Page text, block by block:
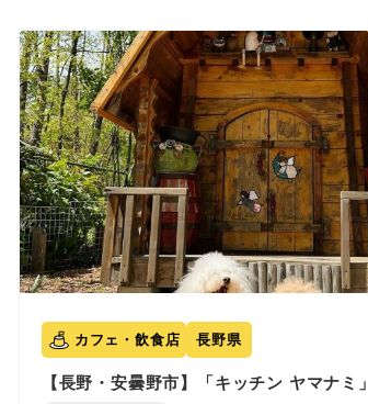
カフェ・飲食店 長野県
【長野・安曇野市】「キッチン ヤマナミ」